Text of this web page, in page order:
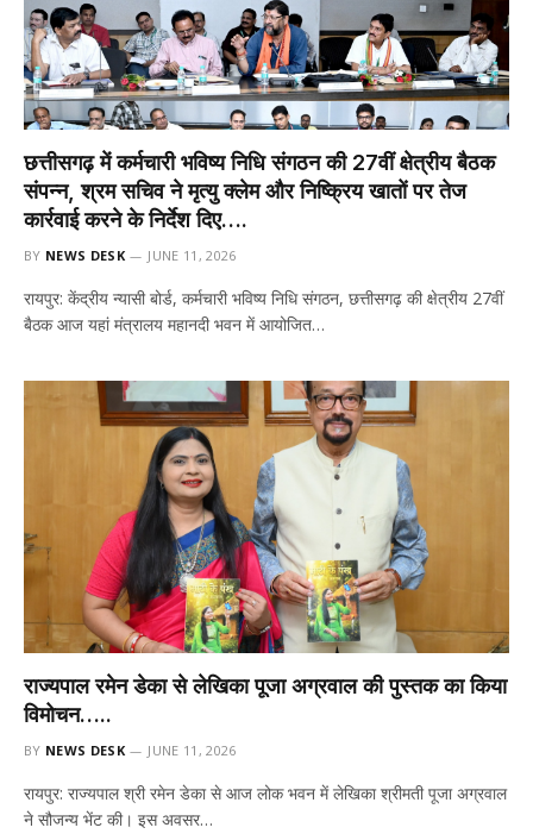
छत्तीसगढ़ में कर्मचारी भविष्य निधि संगठन की 27वीं क्षेत्रीय बैठक
संपन्न, श्रम सचिव ने मृत्यु क्लेम और निष्क्रिय खातों पर तेज
कार्रवाई करने के निर्देश दिए….
BY NEWS DESK JUNE 11, 2026
रायपुर: केंद्रीय न्यासी बोर्ड, कर्मचारी भविष्य निधि संगठन, छत्तीसगढ़ की क्षेत्रीय 27वीं
बैठक आज यहां मंत्रालय महानदी भवन में आयोजित…
राज्यपाल रमेन डेका से लेखिका पूजा अग्रवाल की पुस्तक का किया
विमोचन…..
BY NEWS DESK JUNE 11, 2026
रायपुर: राज्यपाल श्री रमेन डेका से आज लोक भवन में लेखिका श्रीमती पूजा अग्रवाल
ने सौजन्य भेंट की। इस अवसर…